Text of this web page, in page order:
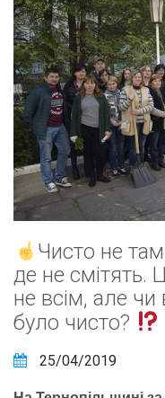
Чисто не
де не смітять.
не всім, але
було чисто?
25/04/2019